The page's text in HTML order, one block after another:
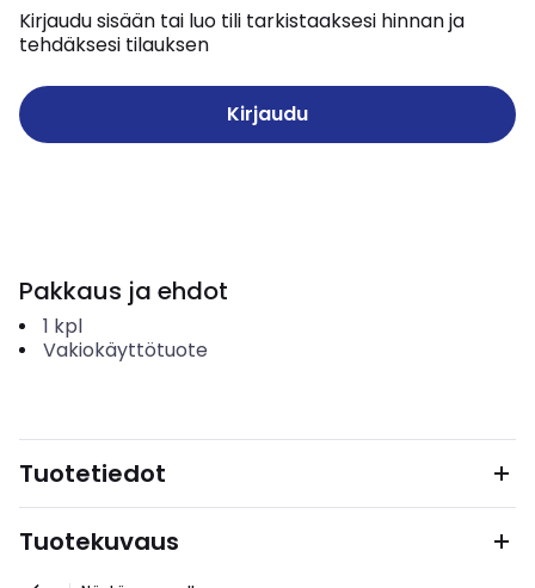
Kirjaudu sisään tai luo tili tarkistaaksesi hinnan ja
tehdäksesi tilauksen
Kirjaudu
Pakkaus ja ehdot
1 kpl
Vakiokäyttötuote
Tuotetiedot
Tuotekuvaus